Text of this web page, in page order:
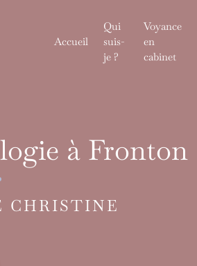
Accueil
Qui
suis-
je ?
Voyance
en
cabinet
à Fronton
CHRISTINE